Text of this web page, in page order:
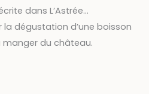
dans L’Astrée…
la dégustation d’une boisson
manger du château.